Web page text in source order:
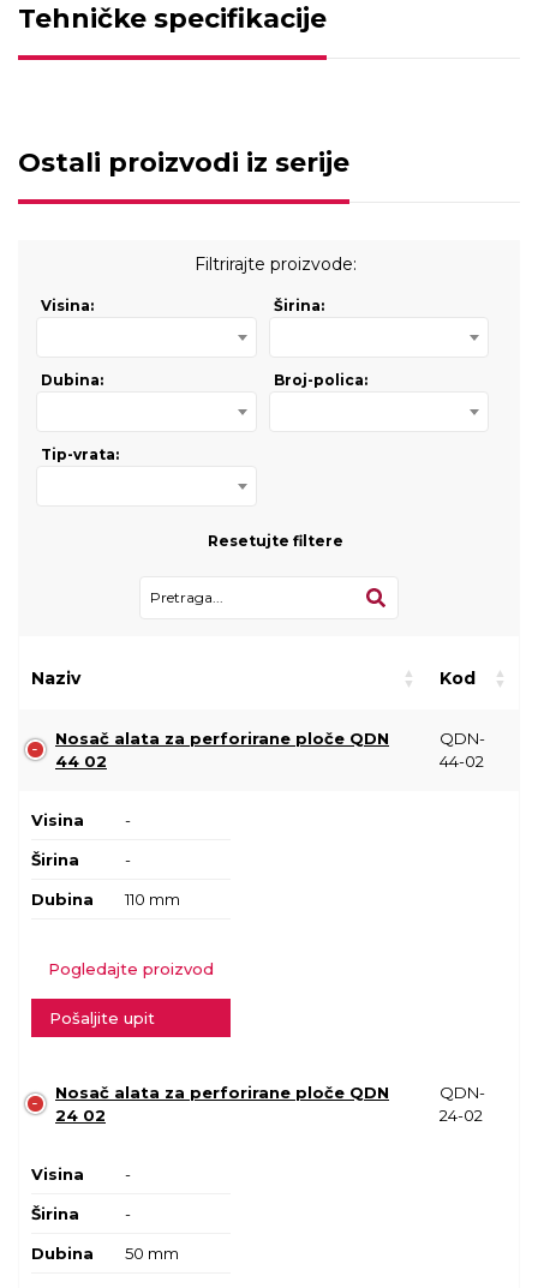
Tehničke specifikacije
Ostali proizvodi iz serije
Filtrirajte proizvode:
Visina: Širina:
Dubina: Broj-polica:
Tip-vrata:
Resetujte filtere
Naziv Kod
Nosač alata za perforirane ploče QDN
44 02
QDN-
44-02
Visina -
Širina -
Dubina 110 mm
Pogledajte proizvod
Pošaljite upit
Nosač alata za perforirane ploče QDN
24 02
QDN-
24-02
Visina -
Širina -
Dubina 50 mm